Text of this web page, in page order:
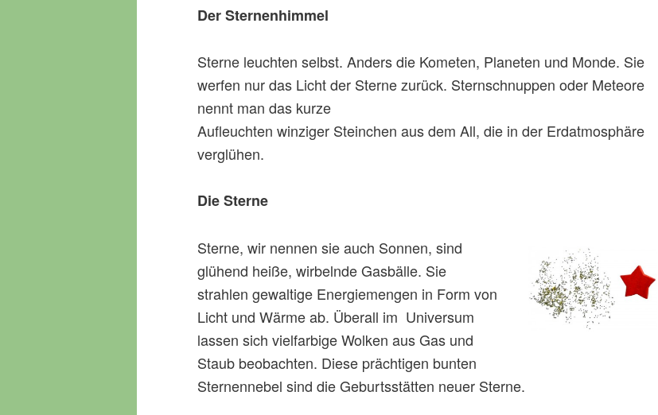
Der Sternenhimmel
Sterne leuchten selbst. Anders die Kometen, Planeten und Monde. Sie
werfen nur das Licht der Sterne zurück. Sternschnuppen oder Meteore
nennt man das kurze
Aufleuchten winziger Steinchen aus dem All, die in der Erdatmosphäre
verglühen.
Die Sterne
Sterne, wir nennen sie auch Sonnen, sind
glühend heiße, wirbelnde Gasbälle. Sie
strahlen gewaltige Energiemengen in Form von
Licht und Wärme ab. Überall im Universum
lassen sich vielfarbige Wolken aus Gas und
Staub beobachten. Diese prächtigen bunten
Sternennebel sind die Geburtsstätten neuer Sterne.